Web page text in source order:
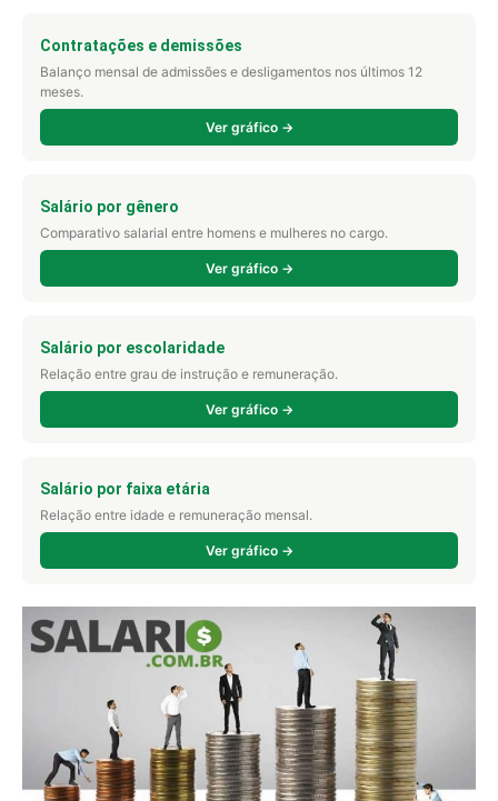
Contratações e demissões
Balanço mensal de admissões e desligamentos nos últimos 12
meses.
Ver gráfico →
Salário por gênero
Comparativo salarial entre homens e mulheres no cargo.
Ver gráfico →
Salário por escolaridade
Relação entre grau de instrução e remuneração.
Ver gráfico →
Salário por faixa etária
Relação entre idade e remuneração mensal.
Ver gráfico →